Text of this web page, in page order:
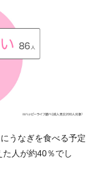
うなぎを食べる予定
人が約40％でし